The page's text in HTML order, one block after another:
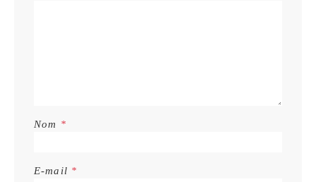
Nom *
E-mail *